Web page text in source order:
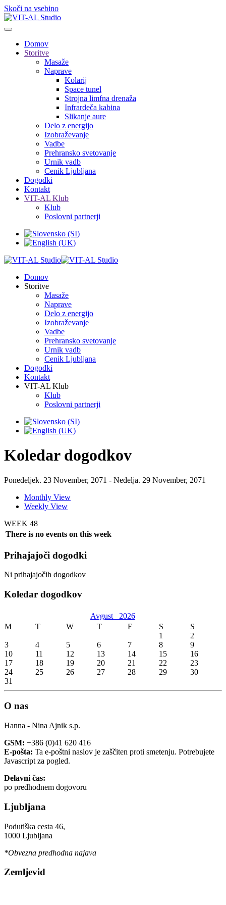
Skoči na vsebino
Domov
Storitve
Masaže
Naprave
Kolarij
Space tunel
Strojna limfna drenaža
Infrardeča kabina
Slikanje aure
Delo z energijo
Izobraževanje
Vadbe
Prehransko svetovanje
Urnik vadb
Cenik Ljubljana
Dogodki
Kontakt
VIT-AL Klub
Klub
Poslovni partnerji
Domov
Storitve
Masaže
Naprave
Delo z energijo
Izobraževanje
Vadbe
Prehransko svetovanje
Urnik vadb
Cenik Ljubljana
Dogodki
Kontakt
VIT-AL Klub
Klub
Poslovni partnerji
Koledar dogodkov
Ponedeljek. 23 November, 2071 - Nedelja. 29 November, 2071
Monthly View
Weekly View
WEEK 48
There is no events on this week
Prihajajoči dogodki
Ni prihajajočih dogodkov
Koledar dogodkov
Avgust 2026
M
T W T F S
S
1
2
3
4 5 6 7 8
9
10
11 12 13 14 15
16
17
18 19 20 21 22
23
24
25 26 27 28 29
30
31
O nas
Hanna - Nina Ajnik s.p.
GSM: +386 (0)41 620 416
E-pošta: Ta e-poštni naslov je zaščiten proti smetenju. Potrebujete
Javascript za pogled.
Delavni čas:
po predhodnem dogovoru
Ljubljana
Podutiška cesta 46,
1000 Ljubljana
*Obvezna predhodna najava
Zemljevid